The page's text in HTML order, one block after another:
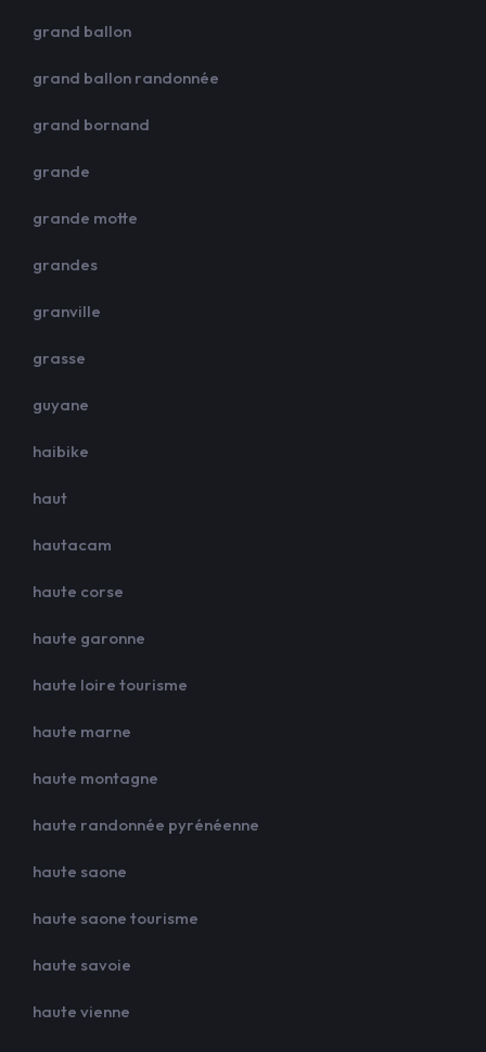
grand ballon
grand ballon randonnée
grand bornand
grande
grande motte
grandes
granville
grasse
guyane
haibike
haut
hautacam
haute corse
haute garonne
haute loire tourisme
haute marne
haute montagne
haute randonnée pyrénéenne
haute saone
haute saone tourisme
haute savoie
haute vienne